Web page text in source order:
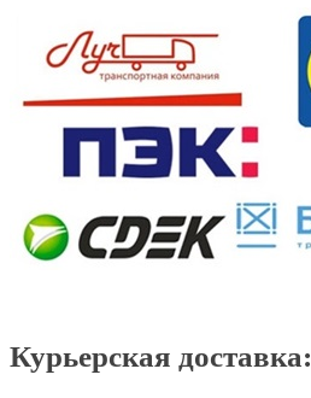
Курьерская доставка: